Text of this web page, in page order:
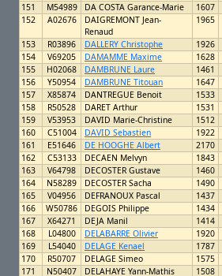
151 M54989 DA COSTA Garance-Marie 1607
152
A02676
DAIGREMONT Jean-
Renaud
1965
153 R03896 DALLERY Christophe 1926
154
V69205 DAMAMME Maxime 1628
155
H02068 DAMBRUNE Laure 1461
156
Y50954 DAMBRUNE Titouan 1647
157
X85874 DANTREGUE Benoit 1533
158
R50528 DARET Arthur 1531
159
V53953 DAVID Marie-Christine 1512
160
C51004 DAVID Sebastien 1922
161
E51646 DE HOOGHE Albert 2170
162
C53133 DECAEN Melvyn 1843
163
V64798 DECOSTER Gustave 1460
164
N58289 DECOSTER Sacha 1490
165
V04956 DEFRANOUX Pascal 1437
166
W50786 DEGOIS Philippe 1434
167
X64271 DEJA Manil 1414
168
L04800 DELABARRE Olivier 1920
169
L54040 DELAGE Kenael 1787
170
R50707 DELAGE Simeo 1575
171
N50407 DELAHAYE Yann-Mathis 1508